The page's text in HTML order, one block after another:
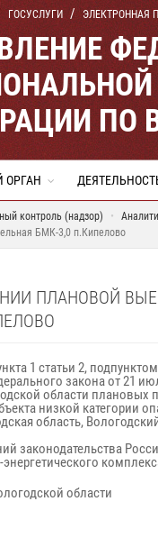
ГОСУСЛУГИ ЭЛЕКТРОННАЯ
ПО
ОРГАН
контроль (надзор)
БМК-3,0 п.Кипелово
ПЛАНОВОЙ
1 статьи 2,
закона от 21
области плановых
низкой категории
область,
законодательства
области